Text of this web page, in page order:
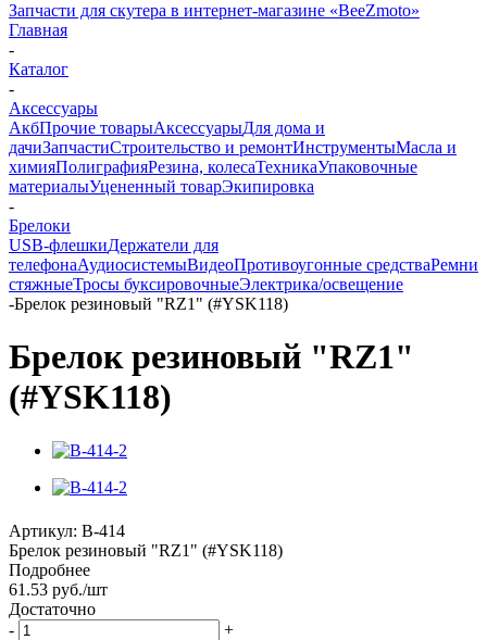
Запчасти для скутера в интернет-магазине «BeeZmoto»
Главная
-
Каталог
-
Аксессуары
АкбПрочие товарыАксессуарыДля дома и
дачиЗапчастиСтроительство и ремонтИнструментыМасла и
химияПолиграфияРезина, колесаТехникаУпаковочные
материалыУцененный товарЭкипировка
-
Брелоки
USB-флешкиДержатели для
телефонаАудиосистемыВидеоПротивоугонные средстваРемни
стяжныеТросы буксировочныеЭлектрика/освещение
-Брелок резиновый "RZ1" (#YSK118)
Брелок резиновый "RZ1"
(#YSK118)
Артикул: B-414
Брелок резиновый "RZ1" (#YSK118)
Подробнее
61.53 руб./шт
Достаточно
-
+